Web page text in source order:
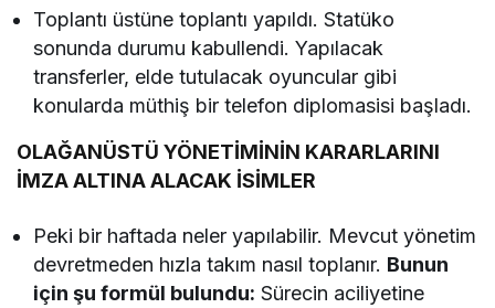
Toplantı üstüne toplantı yapıldı. Statüko
sonunda durumu kabullendi. Yapılacak
transferler, elde tutulacak oyuncular gibi
konularda müthiş bir telefon diplomasisi başladı.
OLAĞANÜSTÜ YÖNETİMİNİN KARARLARINI
İMZA ALTINA ALACAK İSİMLER
Peki bir haftada neler yapılabilir. Mevcut yönetim
devretmeden hızla takım nasıl toplanır. Bunun
için şu formül bulundu: Sürecin aciliyetine